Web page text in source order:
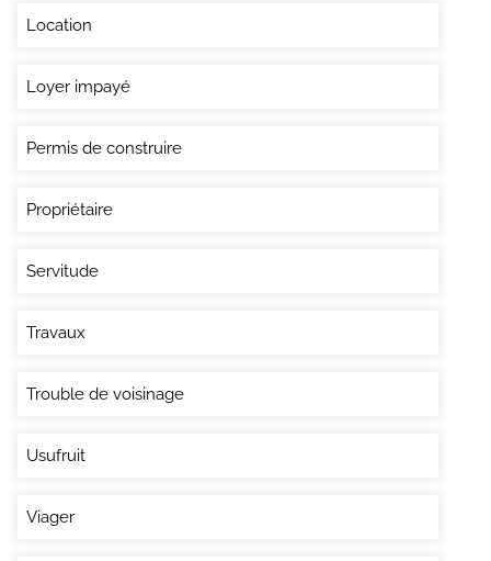
Location
Loyer impayé
Permis de construire
Propriétaire
Servitude
Travaux
Trouble de voisinage
Usufruit
Viager